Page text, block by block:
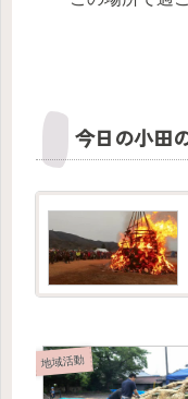
今日の小田
地域活動